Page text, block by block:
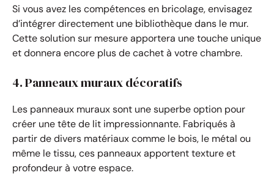
Si vous avez les compétences en bricolage, envisagez
d’intégrer directement une bibliothèque dans le mur.
Cette solution sur mesure apportera une touche unique
et donnera encore plus de cachet à votre chambre.
4. Panneaux muraux décoratifs
Les panneaux muraux sont une superbe option pour
créer une tête de lit impressionnante. Fabriqués à
partir de divers matériaux comme le bois, le métal ou
même le tissu, ces panneaux apportent texture et
profondeur à votre espace.